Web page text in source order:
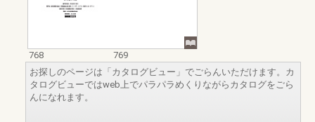
768
769
お探しのページは「カタログビュー」でごらんいただけます。カ
タログビューではweb上でパラパラめくりながらカタログをごら
んになれます。